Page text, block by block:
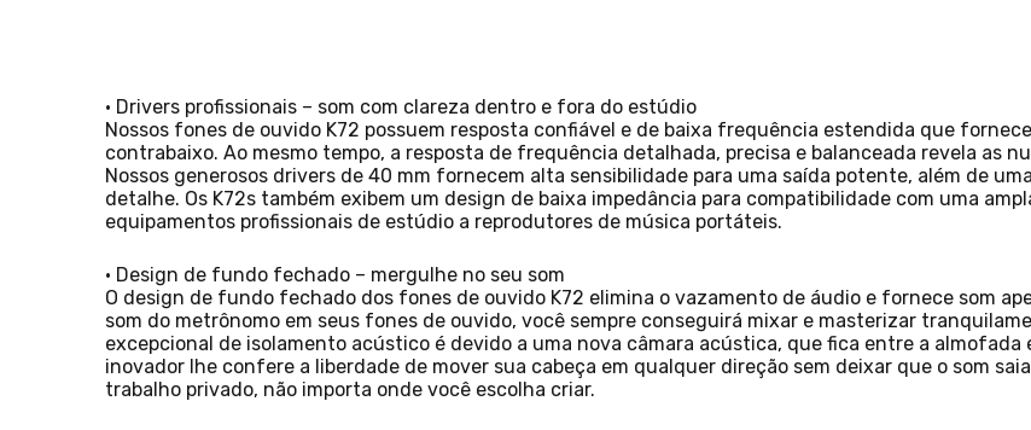
• Drivers profissionais – som com clareza dentro e fora do estúdio
Nossos fones de ouvido K72 possuem resposta confiável e de baixa frequência estendida que
contrabaixo. Ao mesmo tempo, a resposta de frequência detalhada, precisa e balanceada revela as
Nossos generosos drivers de 40 mm fornecem alta sensibilidade para uma saída potente, além de
detalhe. Os K72s também exibem um design de baixa impedância para compatibilidade com uma
equipamentos profissionais de estúdio a reprodutores de música portáteis.
• Design de fundo fechado – mergulhe no seu som
O design de fundo fechado dos fones de ouvido K72 elimina o vazamento de áudio e fornece som
som do metrônomo em seus fones de ouvido, você sempre conseguirá mixar e masterizar
excepcional de isolamento acústico é devido a uma nova câmara acústica, que fica entre a
inovador lhe confere a liberdade de mover sua cabeça em qualquer direção sem deixar que o som
trabalho privado, não importa onde você escolha criar.